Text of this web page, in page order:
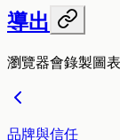
導出
瀏覽器會錄製圖表
品牌與信任